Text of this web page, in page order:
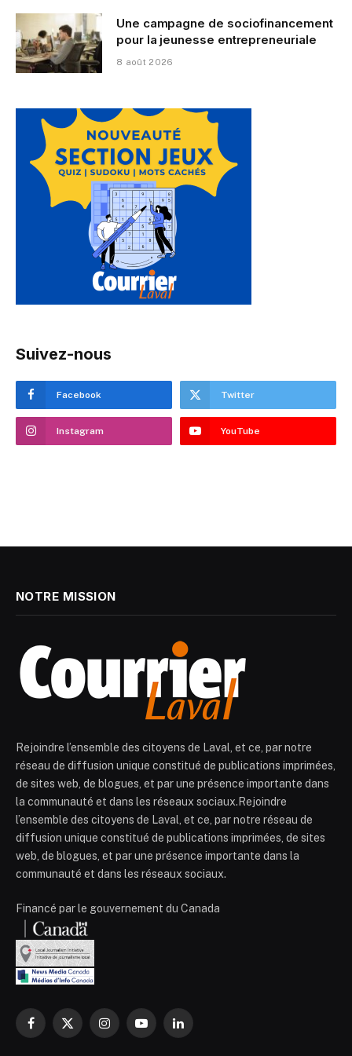
Une campagne de sociofinancement
pour la jeunesse entrepreneuriale
8 août 2026
Suivez-nous
Facebook Twitter
Instagram YouTube
NOTRE MISSION
Rejoindre l’ensemble des citoyens de Laval, et ce, par notre
réseau de diffusion unique constitué de publications imprimées,
de sites web, de blogues, et par une présence importante dans
la communauté et dans les réseaux sociaux.Rejoindre
l’ensemble des citoyens de Laval, et ce, par notre réseau de
diffusion unique constitué de publications imprimées, de sites
web, de blogues, et par une présence importante dans la
communauté et dans les réseaux sociaux.
Financé par le gouvernement du Canada
Facebook
X
InstagramYouTubeLinkedIn